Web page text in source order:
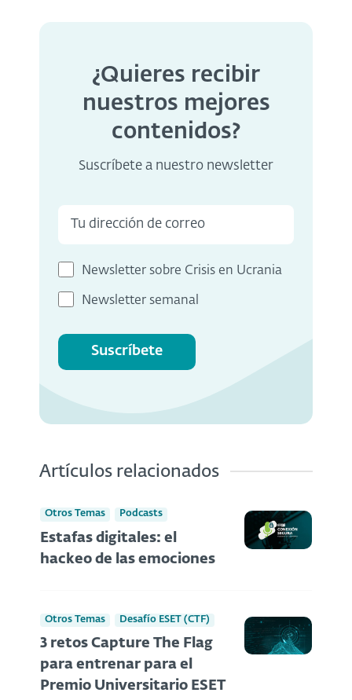
¿Quieres recibir
nuestros mejores
contenidos?
Suscríbete a nuestro newsletter
Newsletter sobre Crisis en Ucrania
Newsletter semanal
Suscríbete
Artículos relacionados
Otros Temas Podcasts
Estafas digitales: el
hackeo de las emociones
Otros Temas Desafío ESET (CTF)
3 retos Capture The Flag
para entrenar para el
Premio Universitario ESET